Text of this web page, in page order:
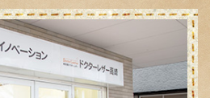
年1月(6)
年12月 (2)
年11月 (2)